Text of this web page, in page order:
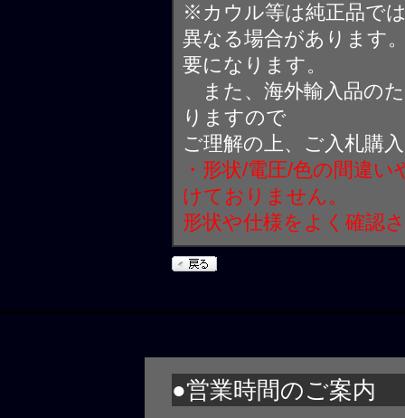
※カウル等は純正品で
異なる場合があります
要になります。
また、海外輸入品の
りますので
ご理解の上、ご入札購
・形状/電圧/色の間違
けておりません。
形状や仕様をよく確認
●営業時間のご案内